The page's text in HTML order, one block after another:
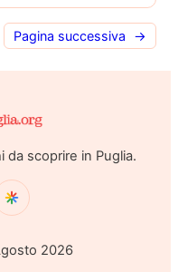
Pagina successiva →
scoprire in Puglia.
2026